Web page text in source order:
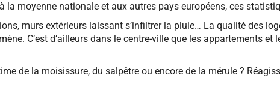
la moyenne nationale et aux autres pays européens, ces
murs extérieurs laissant s’infiltrer la pluie… La qualité des
C’est d’ailleurs dans le centre-ville que les appartements et
de la moisissure, du salpêtre ou encore de la mérule ?